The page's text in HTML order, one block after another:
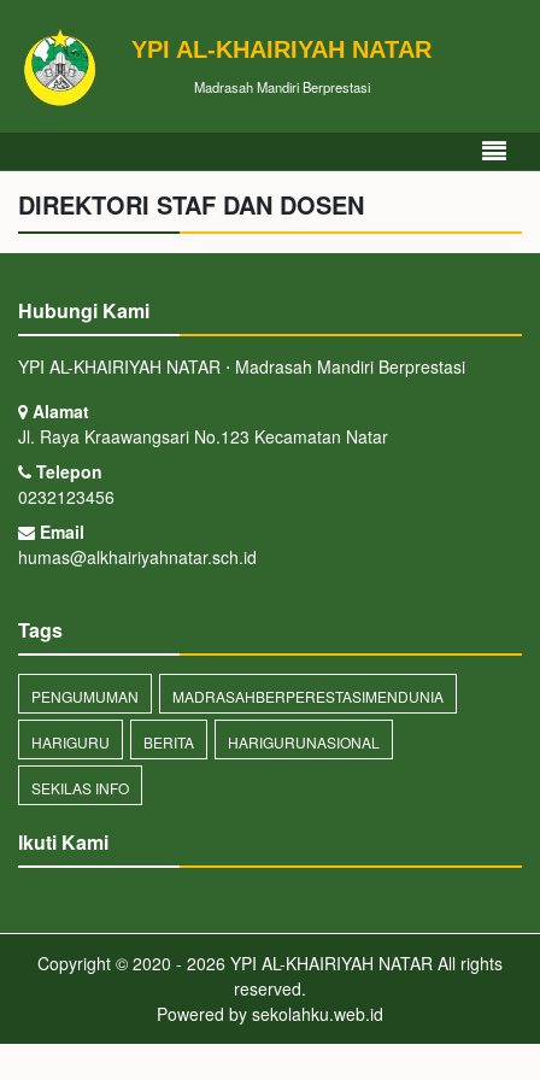
YPI AL-KHAIRIYAH NATAR
Madrasah Mandiri Berprestasi
DIREKTORI STAF DAN DOSEN
Hubungi Kami
YPI AL-KHAIRIYAH NATAR ⋅ Madrasah Mandiri Berprestasi
Alamat
Jl. Raya Kraawangsari No.123 Kecamatan Natar
Telepon
0232123456
Email
humas@alkhairiyahnatar.sch.id
Tags
PENGUMUMAN MADRASAHBERPERESTASIMENDUNIA
HARIGURU BERITA HARIGURUNASIONAL
SEKILAS INFO
Ikuti Kami
Copyright © 2020 - 2026 YPI AL-KHAIRIYAH NATAR All rights
reserved.
Powered by sekolahku.web.id